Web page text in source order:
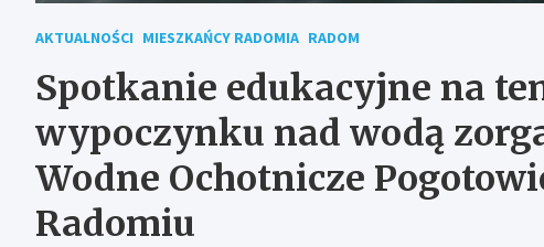
AKTUALNOŚCI MIESZKAŃCY RADOMIA RADOM
Spotkanie edukacyjne na
wypoczynku nad wodą
Wodne Ochotnicze
Radomiu